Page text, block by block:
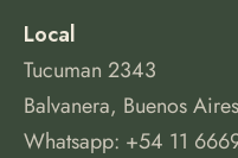
Local
Tucuman 2343
Balvanera, Buenos
Whatsapp: +54 11